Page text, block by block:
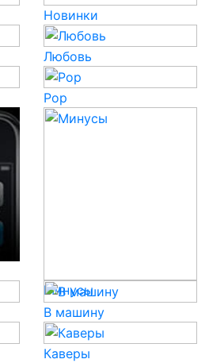
Новинки
Любовь
Pop
Минусы
В машину
Каверы